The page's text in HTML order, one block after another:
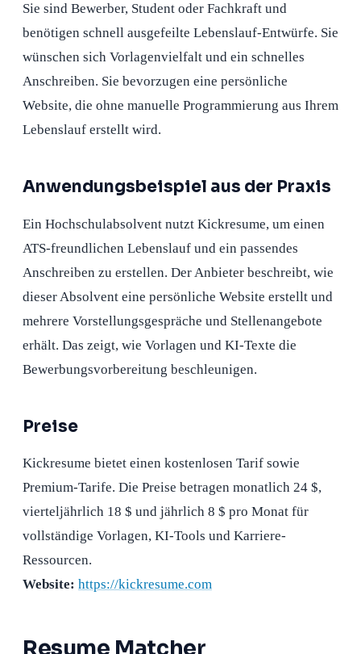
Sie sind Bewerber, Student oder Fachkraft und
benötigen schnell ausgefeilte Lebenslauf-Entwürfe. Sie
wünschen sich Vorlagenvielfalt und ein schnelles
Anschreiben. Sie bevorzugen eine persönliche
Website, die ohne manuelle Programmierung aus Ihrem
Lebenslauf erstellt wird.
Anwendungsbeispiel aus der Praxis
Ein Hochschulabsolvent nutzt Kickresume, um einen
ATS-freundlichen Lebenslauf und ein passendes
Anschreiben zu erstellen. Der Anbieter beschreibt, wie
dieser Absolvent eine persönliche Website erstellt und
mehrere Vorstellungsgespräche und Stellenangebote
erhält. Das zeigt, wie Vorlagen und KI-Texte die
Bewerbungsvorbereitung beschleunigen.
Preise
Kickresume bietet einen kostenlosen Tarif sowie
Premium-Tarife. Die Preise betragen monatlich 24 $,
vierteljährlich 18 $ und jährlich 8 $ pro Monat für
vollständige Vorlagen, KI-Tools und Karriere-
Ressourcen.
Website: https://kickresume.com